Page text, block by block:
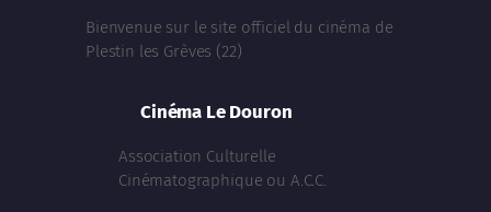
Bienvenue sur le site officiel du cinéma de
Plestin les Grèves (22)
Cinéma Le Douron
Association Culturelle
Cinématographique ou A.C.C.